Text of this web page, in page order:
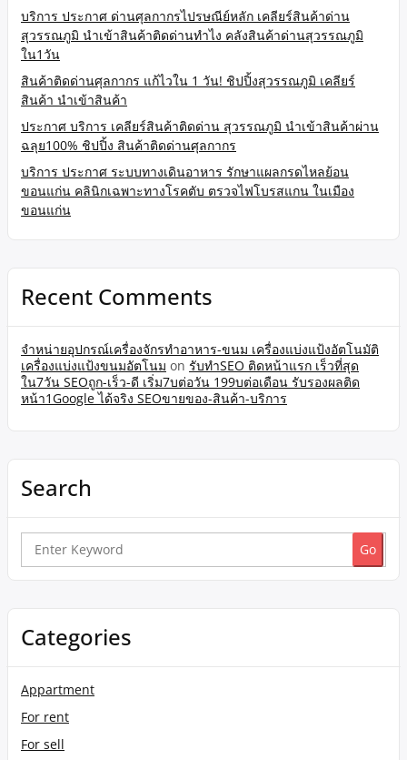
บริการ ประกาศ ด่านศุลกากรไปรษณีย์หลัก เคลียร์สินค้าด่าน
สุวรรณภูมิ นำเข้าสินค้าติดด่านทำไง คลังสินค้าด่านสุวรรณภูมิ
ใน1วัน
สินค้าติดด่านศุลกากร แก้ไวใน 1 วัน! ชิปปิ้งสุวรรณภูมิ เคลียร์
สินค้า นำเข้าสินค้า
ประกาศ บริการ เคลียร์สินค้าติดด่าน สุวรรณภูมิ นำเข้าสินค้าผ่าน
ฉลุย100% ชิปปิ้ง สินค้าติดด่านศุลกากร
บริการ ประกาศ ระบบทางเดินอาหาร รักษาแผลกรดไหลย้อน
ขอนแก่น คลินิกเฉพาะทางโรคตับ ตรวจไฟโบรสแกน ในเมือง
ขอนแก่น
Recent Comments
จำหน่ายอุปกรณ์เครื่องจักรทำอาหาร-ขนม เครื่องแบ่งแป้งอัตโนมัติ
เครื่องแบ่งแป้งขนมอัตโนม on รับทำSEO ติดหน้าแรก เร็วที่สุด
ใน7วัน SEOถูก-เร็ว-ดี เริ่ม7บต่อวัน 199บต่อเดือน รับรองผลติด
หน้า1Google ได้จริง SEOขายของ-สินค้า-บริการ
Search
Search
Categories
Appartment
For rent
For sell